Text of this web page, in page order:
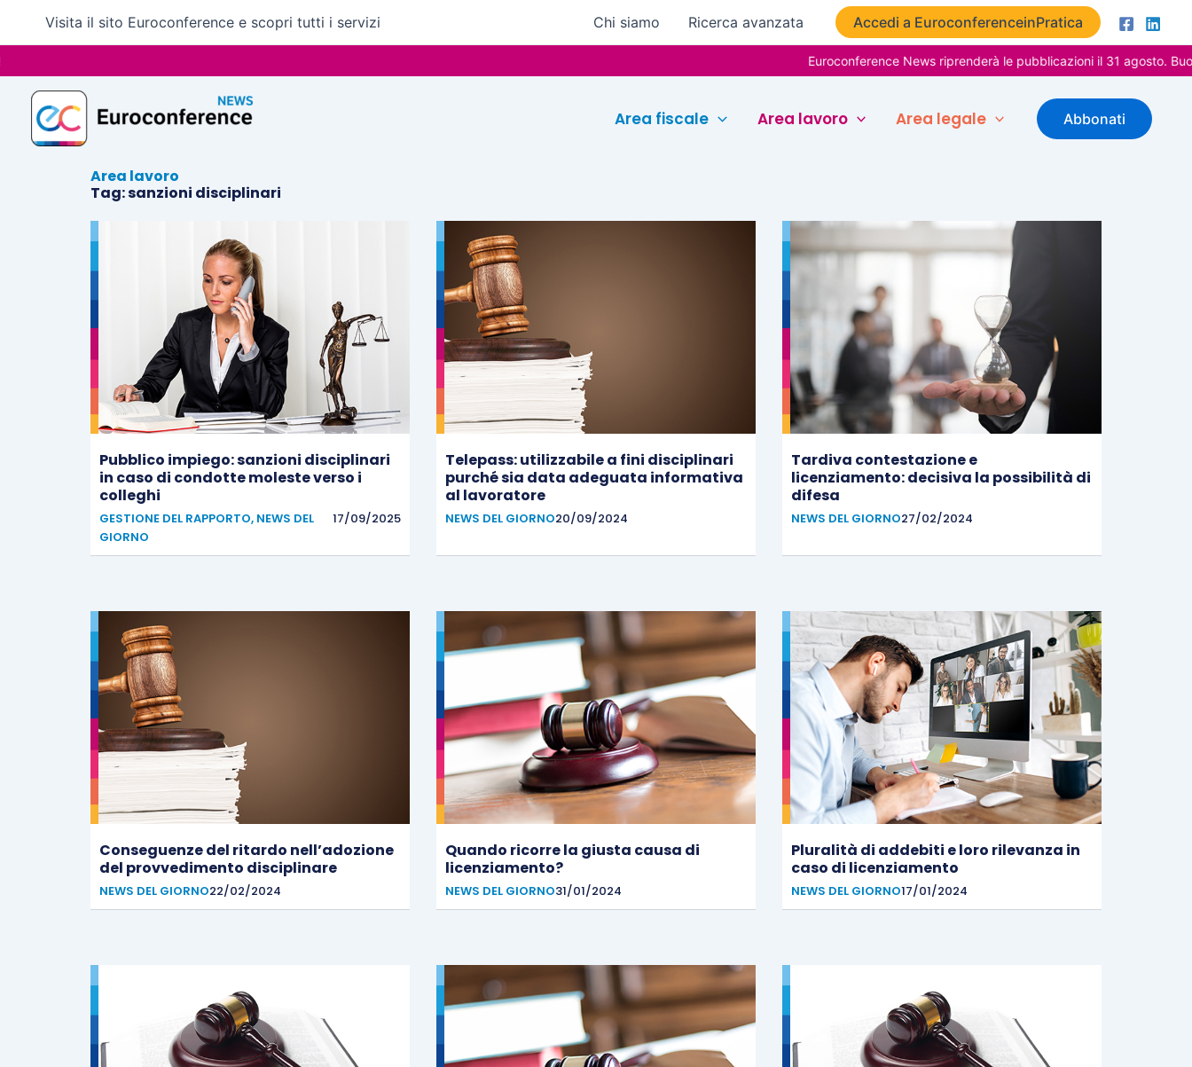
Visita il sito Euroconference e scopri tutti i servizi Chi siamo Ricerca avanzata Accedi a EuroconferenceinPratica
Euroconference News riprenderà le pubblicazioni il 31 agosto. Buone
Area fiscale Area lavoro Area legale Abbonati
Area lavoro
Tag: sanzioni disciplinari
Pubblico impiego: sanzioni disciplinari
in caso di condotte moleste verso i
colleghi
GESTIONE DEL RAPPORTO, NEWS DEL
GIORNO
17/09/2025
Telepass: utilizzabile a fini disciplinari
purché sia data adeguata informativa
al lavoratore
NEWS DEL GIORNO20/09/2024
Tardiva contestazione e
licenziamento: decisiva la possibilità di
difesa
NEWS DEL GIORNO27/02/2024
Conseguenze del ritardo nell’adozione
del provvedimento disciplinare
NEWS DEL GIORNO22/02/2024
Quando ricorre la giusta causa di
licenziamento?
NEWS DEL GIORNO31/01/2024
Pluralità di addebiti e loro rilevanza in
caso di licenziamento
NEWS DEL GIORNO17/01/2024